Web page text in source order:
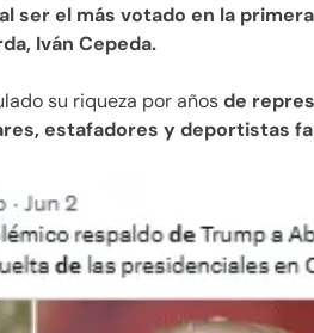
ser el más votado en la
Iván Cepeda.
su riqueza por añosde
estafadores y deportistas